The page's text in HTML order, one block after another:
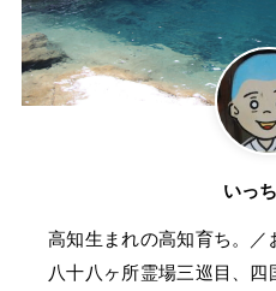
いっ
高知生まれの高知育ち。／
八十八ヶ所霊場三巡目、